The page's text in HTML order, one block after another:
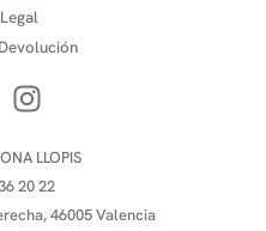
LLOPIS
20 22
46005 Valencia